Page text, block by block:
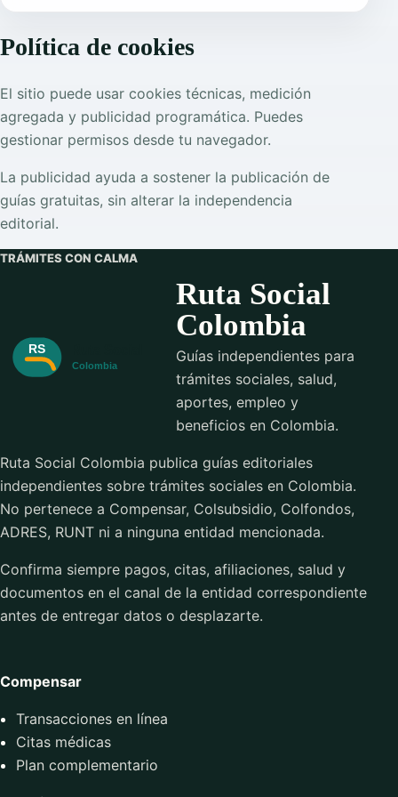
Política de cookies
El sitio puede usar cookies técnicas, medición
agregada y publicidad programática. Puedes
gestionar permisos desde tu navegador.
La publicidad ayuda a sostener la publicación de
guías gratuitas, sin alterar la independencia
editorial.
TRÁMITES CON CALMA
Ruta Social
Colombia
Guías independientes para
trámites sociales, salud,
aportes, empleo y
beneficios en Colombia.
Ruta Social Colombia publica guías editoriales
independientes sobre trámites sociales en Colombia.
No pertenece a Compensar, Colsubsidio, Colfondos,
ADRES, RUNT ni a ninguna entidad mencionada.
Confirma siempre pagos, citas, afiliaciones, salud y
documentos en el canal de la entidad correspondiente
antes de entregar datos o desplazarte.
Compensar
Transacciones en línea
Citas médicas
Plan complementario